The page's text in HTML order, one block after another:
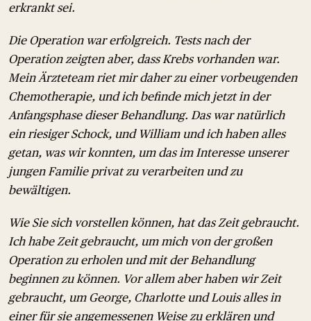
erkrankt sei.
Die Operation war erfolgreich. Tests nach der
Operation zeigten aber, dass Krebs vorhanden war.
Mein Ärzteteam riet mir daher zu einer vorbeugenden
Chemotherapie, und ich befinde mich jetzt in der
Anfangsphase dieser Behandlung. Das war natürlich
ein riesiger Schock, und William und ich haben alles
getan, was wir konnten, um das im Interesse unserer
jungen Familie privat zu verarbeiten und zu
bewältigen.
Wie Sie sich vorstellen können, hat das Zeit gebraucht.
Ich habe Zeit gebraucht, um mich von der großen
Operation zu erholen und mit der Behandlung
beginnen zu können. Vor allem aber haben wir Zeit
gebraucht, um George, Charlotte und Louis alles in
einer für sie angemessenen Weise zu erklären und